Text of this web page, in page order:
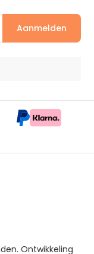
Ontwikkeling